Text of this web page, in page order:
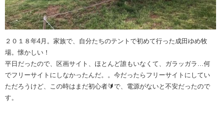
２０１８年4月。家族で、自分たちのテントで初めて行った成田ゆめ牧
場。懐かしい！
平日だったので、区画サイト、ほとんど誰もいなくて、ガラッガラ…何
でフリーサイトにしなかったんだ。。今だったらフリーサイトにしてい
ただろうけど、この時はまだ初心者🔰で、電源がないと不安だったので
す。